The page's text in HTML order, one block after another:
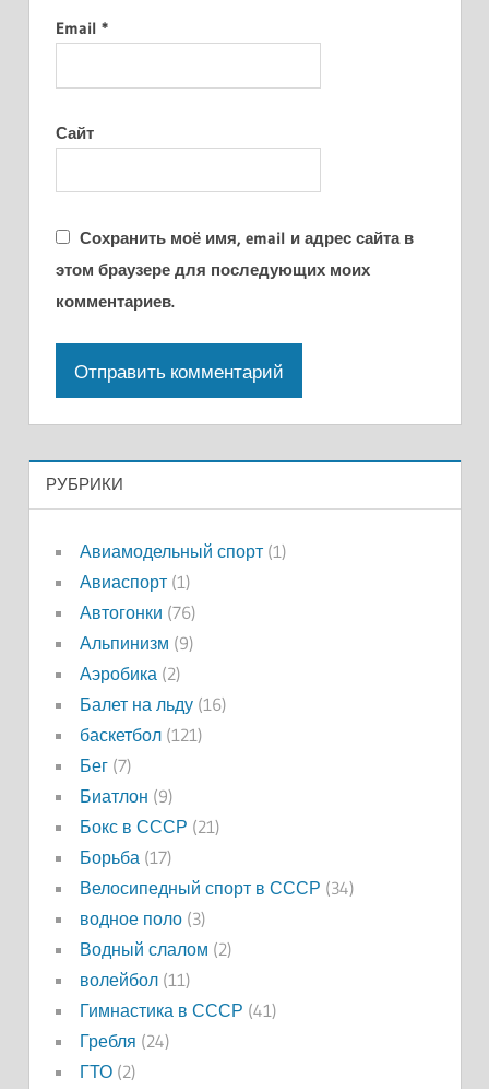
Email *
Сайт
Сохранить моё имя, email и адрес сайта в
этом браузере для последующих моих
комментариев.
РУБРИКИ
Авиамодельный спорт(1)
Авиаспорт(1)
Автогонки (76)
Альпинизм (9)
Аэробика (2)
Балет на льду(16)
баскетбол(121)
Бег(7)
Биатлон (9)
Бокс в СССР (21)
Борьба (17)
Велосипедный спорт в СССР (34)
водное поло(3)
Водный слалом (2)
волейбол(11)
Гимнастика в СССР (41)
Гребля (24)
ГТО(2)